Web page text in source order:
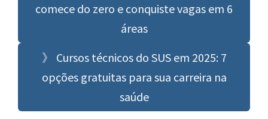
comece do zero e conquiste vagas em 6
áreas
》 Cursos técnicos do SUS em 2025: 7
opções gratuitas para sua carreira na
saúde